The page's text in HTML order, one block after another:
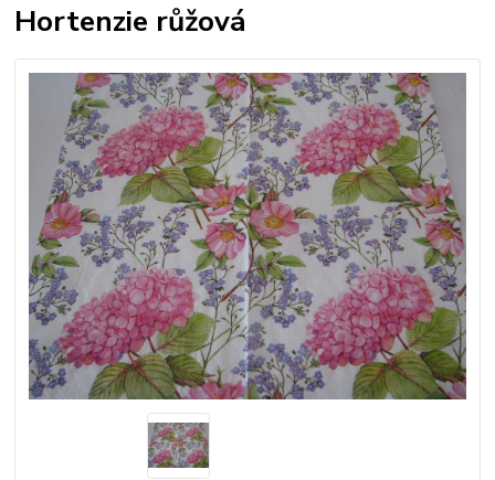
Hortenzie růžová